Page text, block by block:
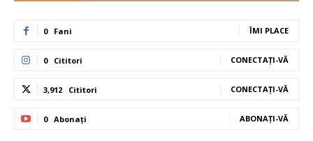
0 Fani ÎMI PLACE
0 Cititori CONECTAȚI-VĂ
3,912 Cititori CONECTAȚI-VĂ
0 Abonați ABONAȚI-VĂ